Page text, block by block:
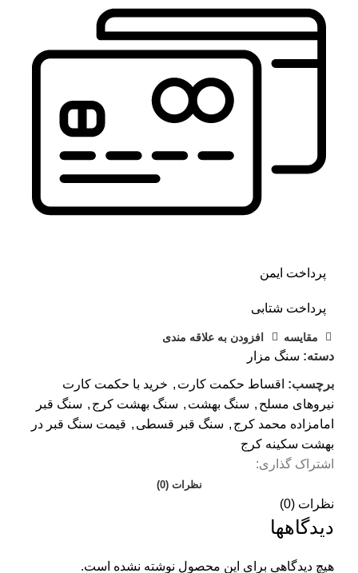
پرداخت ایمن
پرداخت شتابی
مقايسه افزودن به علاقه مندی
دسته: سنگ مزار
برچسب: اقساط حکمت کارت , خرید با حکمت کارت
نیروهای مسلح , سنگ بهشت , سنگ بهشت کرج , سنگ قبر
امامزاده محمد کرج , سنگ قبر قسطی , قیمت سنگ قبر در
بهشت سکینه کرج
اشتراک گذاری:
نظرات (0)
نظرات (0)
دیدگاهها
هیچ دیدگاهی برای این محصول نوشته نشده است.